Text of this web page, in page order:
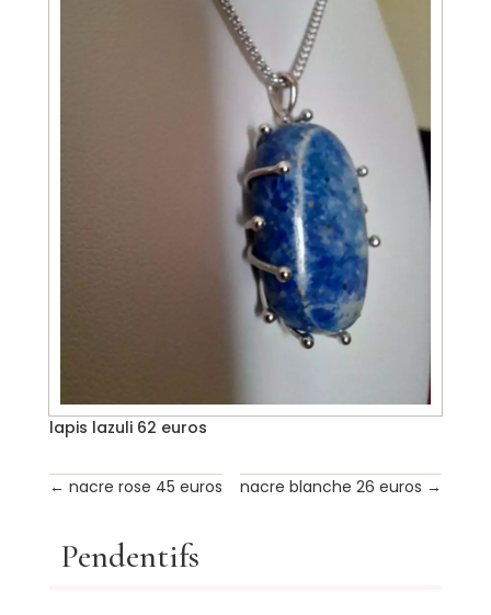
lapis lazuli 62 euros
← nacre rose 45 euros nacre blanche 26 euros →
Pendentifs